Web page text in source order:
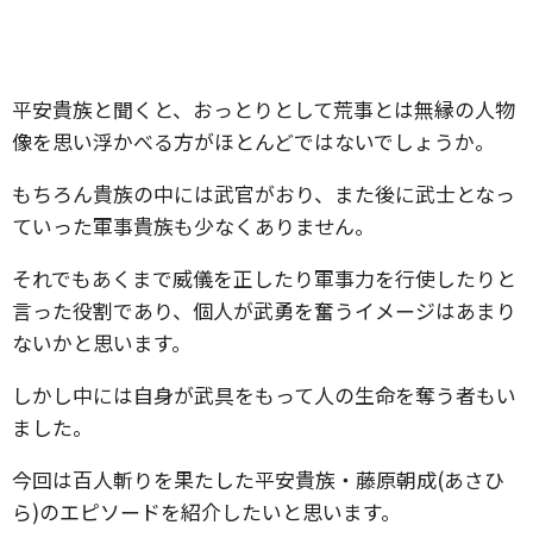
平安貴族と聞くと、おっとりとして荒事とは無縁の人物
像を思い浮かべる方がほとんどではないでしょうか。
もちろん貴族の中には武官がおり、また後に武士となっ
ていった軍事貴族も少なくありません。
それでもあくまで威儀を正したり軍事力を行使したりと
言った役割であり、個人が武勇を奮うイメージはあまり
ないかと思います。
しかし中には自身が武具をもって人の生命を奪う者もい
ました。
今回は百人斬りを果たした平安貴族・藤原朝成(あさひ
ら)のエピソードを紹介したいと思います。